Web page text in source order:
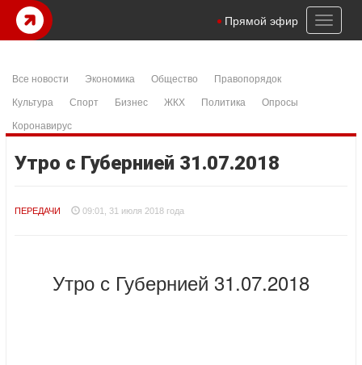
Toggle
Прямой эфир
Все новости Экономика Общество
Правопорядок
Культура
Спорт Бизнес ЖКХ Политика
Опросы
Коронавирус
Утро с Губернией 31.07.2018
ПЕРЕДАЧИ 09:01, 31 июля 2018 года
Утро с Губернией 31.07.2018